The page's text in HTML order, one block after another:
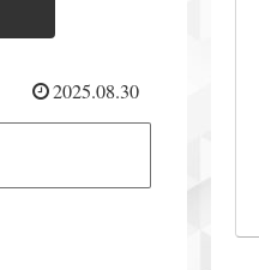
2025.08.30